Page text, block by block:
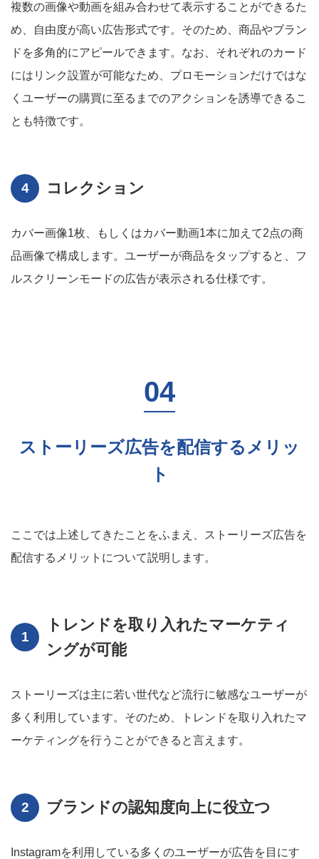
複数の画像や動画を組み合わせて表示することができるた
め、自由度が高い広告形式です。そのため、商品やブラン
ドを多角的にアピールできます。なお、それぞれのカード
にはリンク設置が可能なため、プロモーションだけではな
くユーザーの購買に至るまでのアクションを誘導できるこ
とも特徴です。
コレクション
カバー画像1枚、もしくはカバー動画1本に加えて2点の商
品画像で構成します。ユーザーが商品をタップすると、フ
ルスクリーンモードの広告が表示される仕様です。
ストーリーズ広告を配信するメリッ
ト
ここでは上述してきたことをふまえ、ストーリーズ広告を
配信するメリットについて説明します。
トレンドを取り入れたマーケティ
ングが可能
ストーリーズは主に若い世代など流行に敏感なユーザーが
多く利用しています。そのため、トレンドを取り入れたマ
ーケティングを行うことができると言えます。
ブランドの認知度向上に役立つ
Instagramを利用している多くのユーザーが広告を目にす